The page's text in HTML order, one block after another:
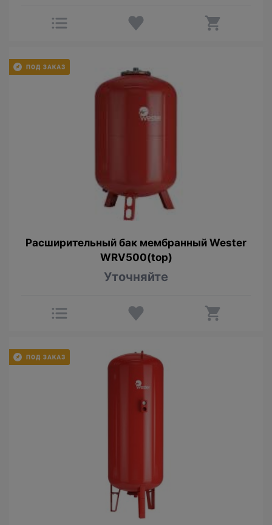
Расширительный бак мембрaнный Wester
WRV500(top)
Уточняйте